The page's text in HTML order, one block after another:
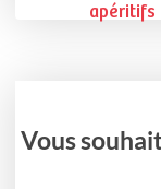
apéritifs
Vous